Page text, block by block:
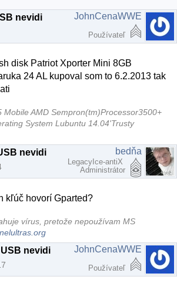
nevidi JohnCenaWWE
Používateľ
disk Patriot Xporter Mini 8GB
24 AL kupoval som to 6.2.2013 tak
Mobile AMD Sempron(tm)Processor3500+
System Lubuntu 14.04'Trusty
nevidi bedňa
LegacyIce-antiX
Administrátor
kľúč hovorí Gparted?
vírus, pretože nepoužívam MS
nevidi JohnCenaWWE
Používateľ